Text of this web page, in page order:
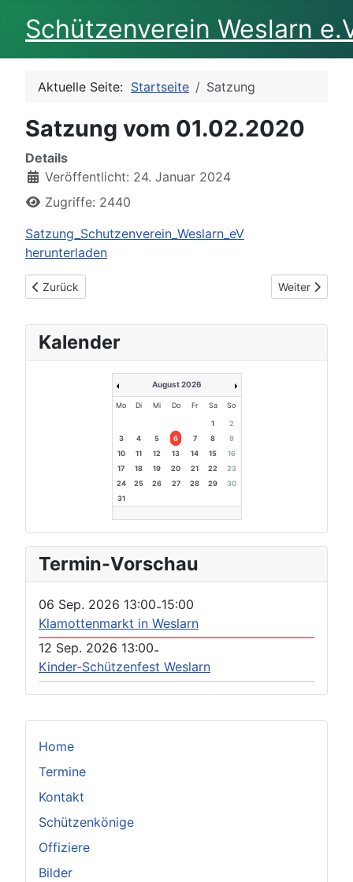
Schützenverein Weslarn
Home
Termine
Kontakt
Schützenkönige
Offiziere
Bilder
Aktuelle Seite: Startseite Satzung
Satzung vom 01.02.2020
Details
Veröffentlicht: 24. Januar 2024
Zugriffe: 2440
Satzung_Schutzenverein_Weslarn_eV
herunterladen
Vorheriger Beitrag: Königspaar 2024
Zurück Nächster
Weiter
Kalender
August 2026
Mo Di Mi Do Fr Sa So
1
2
3
4 5 6 7 8
9
10
11 12 13 14 15
16
17
18 19 20 21 22
23
24
25 26 27 28 29
30
31
Termin-Vorschau
06 Sep. 2026 13:00-15:00
Klamottenmarkt in Weslarn
12 Sep. 2026 13:00-
Kinder-Schützenfest Weslarn